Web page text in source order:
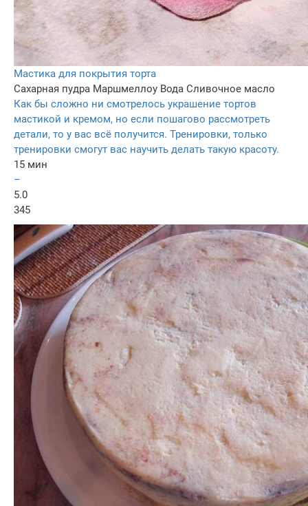
Мастика для покрытия торта
Сахарная пудра Маршмеллоу Вода Сливочное масло
Как бы сложно ни смотрелось украшение тортов
мастикой и кремом, но если пошагово рассмотреть
детали, то у вас всё получится. Тренировки, только
тренировки смогут вас научить делать такую красоту.
15 мин
–
5.0
345